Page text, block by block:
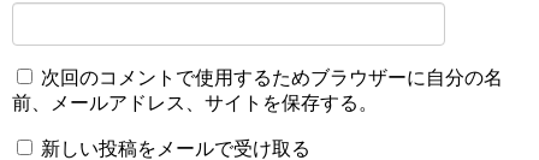
次回のコメントで使用するためブラウザーに自分の名
前、メールアドレス、サイトを保存する。
新しい投稿をメールで受け取る